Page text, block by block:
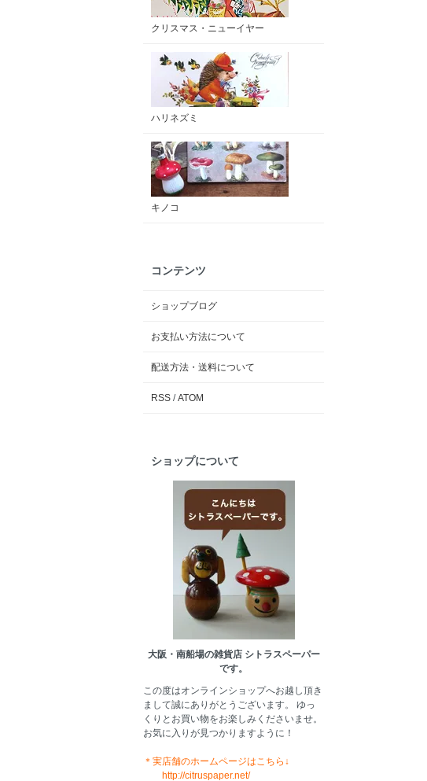
クリスマス・ニューイヤー
ハリネズミ
キノコ
コンテンツ
ショップブログ
お支払い方法について
配送方法・送料について
RSS /ATOM
ショップについて
大阪・南船場の雑貨店 シトラスペーパー
です。
この度はオンラインショップへお越し頂き
まして誠にありがとうございます。 ゆっ
くりとお買い物をお楽しみくださいませ。
お気に入りが見つかりますように！
＊実店舗のホームページはこちら↓
http://citruspaper.net/